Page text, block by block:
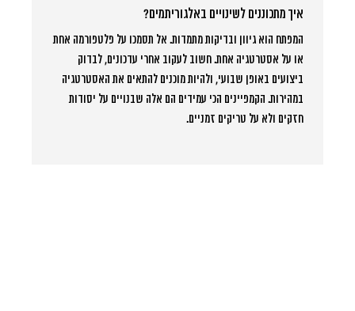
איך מתכוננים לשינויים באלגוריתמים?
המפתח הוא גיוון ובדיקות מתמדות. אל תסמכו על פלטפורמה אחת
או על אסטרטגיה אחת. חשוב לעקוב אחרי עדכונים, לבדוק
ביצועים באופן שבועי, ולהיות מוכנים להתאים את האסטרטגיה
במהירות. הקמפיינים הכי עמידים הם אלה שבנויים על יסודות
חזקים ולא על טריקים זמניים.